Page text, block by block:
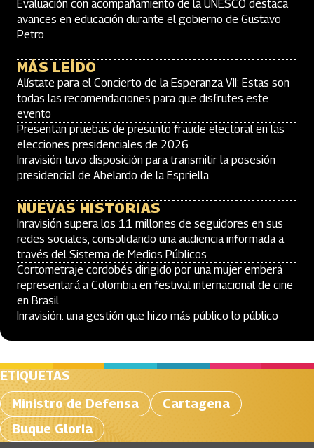
Evaluación con acompañamiento de la UNESCO destaca
avances en educación durante el gobierno de Gustavo
Petro
MÁS LEÍDO
Alístate para el Concierto de la Esperanza VII: Estas son
todas las recomendaciones para que disfrutes este
evento
Presentan pruebas de presunto fraude electoral en las
elecciones presidenciales de 2026
Inravisión tuvo disposición para transmitir la posesión
presidencial de Abelardo de la Espriella
NUEVAS HISTORIAS
Inravisión supera los 11 millones de seguidores en sus
redes sociales, consolidando una audiencia informada a
través del Sistema de Medios Públicos
Cortometraje cordobés dirigido por una mujer emberá
representará a Colombia en festival internacional de cine
en Brasil
Inravisión: una gestión que hizo más público lo público
ETIQUETAS
Ministro de Defensa
Cartagena
Buque Gloria